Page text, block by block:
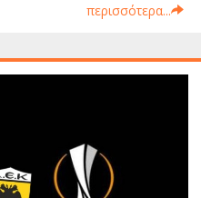
περισσότερα...